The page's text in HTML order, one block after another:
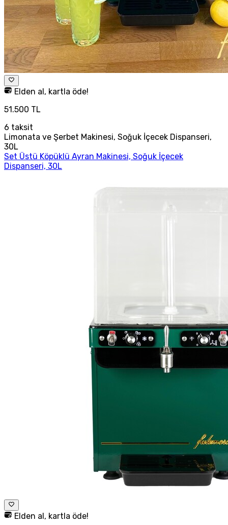
Elden al, kartla öde!
51.500 TL
6 taksit
Limonata ve Şerbet Makinesi, Soğuk İçecek Dispanseri,
30L
Set Üstü Köpüklü Ayran Makinesi, Soğuk İçecek
Dispanseri, 30L
Elden al, kartla öde!